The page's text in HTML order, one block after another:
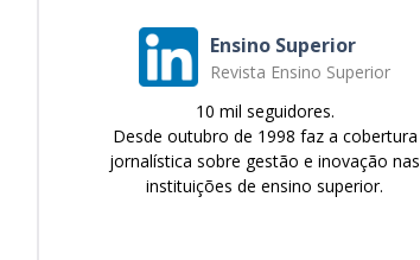
Ensino Superior
Revista Ensino Superior
10 mil seguidores.
Desde outubro de 1998 faz a cobertura
jornalística sobre gestão e inovação nas
instituições de ensino superior.